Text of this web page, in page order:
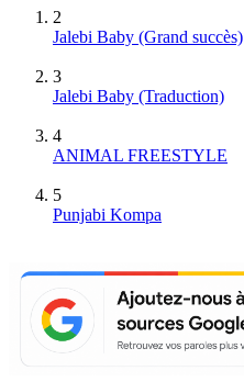
2
Jalebi Baby (Grand succès)
3
Jalebi Baby (Traduction)
4
ANIMAL FREESTYLE
5
Punjabi Kompa